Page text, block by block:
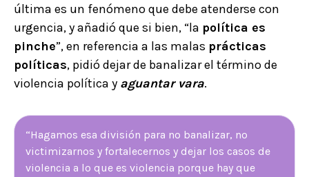
última es un fenómeno que debe atenderse con
urgencia, y añadió que si bien, “la política es
pinche”, en referencia a las malas prácticas
políticas, pidió dejar de banalizar el término de
violencia política y aguantar vara.
“Hagamos esa división para no banalizar, no
victimizarnos y fortalecernos y dejar los casos de
violencia a lo que es violencia porque hay que